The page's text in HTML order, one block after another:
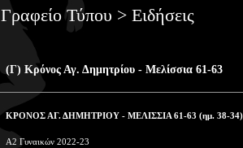
Γραφείο Τύπου > Ειδήσεις
(Γ) Κρόνος Αγ. Δημητρίου - Μελίσσια 61-63
ΚΡΟΝΟΣ ΑΓ. ΔΗΜΗΤΡΙΟΥ - ΜΕΛΙΣΣΙΑ 61-63 (ημ. 38-34)
Α2 Γυναικών 2022-23